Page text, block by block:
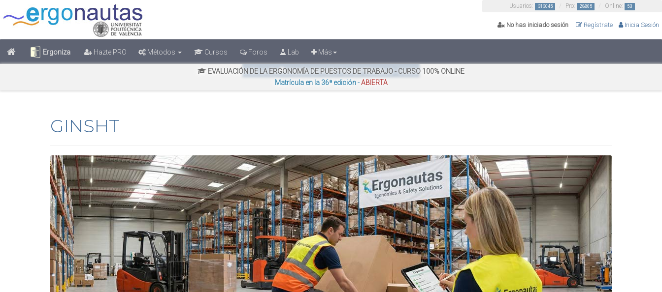
Usuarios: 313045 Pro: 28805 Online: 53
No has iniciado sesión Regístrate Inicia Sesión
Ergoniza Hazte PRO Métodos Cursos Foros Lab Más
EVALUACIÓN DE LA ERGONOMÍA DE PUESTOS DE TRABAJO - CURSO 100% ONLINE
Matrícula en la 36ª edición -ABIERTA
¿Quieres citar este documento?
GINSHT